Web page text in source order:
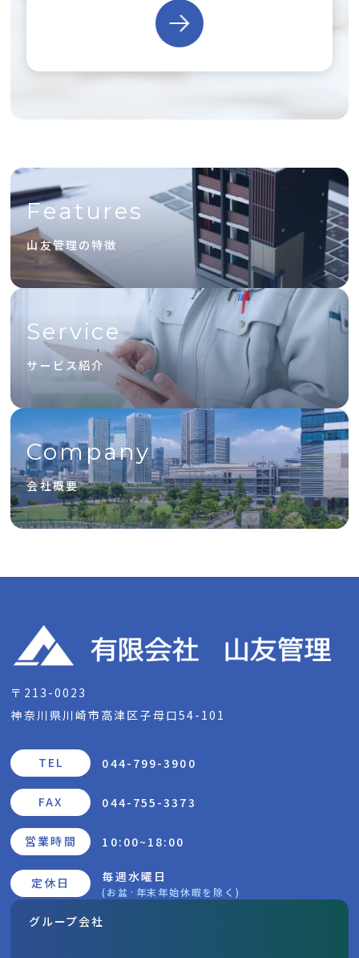
Features
山友管理の特徴
Service
サービス紹介
Company
会社概要
〒213-0023
神奈川県川崎市高津区子母口54-101
TEL 044-799-3900
FAX 044-755-3373
営業時間 10:00~18:00
定休日 毎週水曜日
(お盆·年末年始休暇を除く)
グループ会社